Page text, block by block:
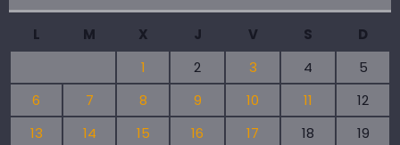
L M X J V S
D
1
2 3 4
5
6
7 8 9 10 11
12
13
14 15 16 17 18 19